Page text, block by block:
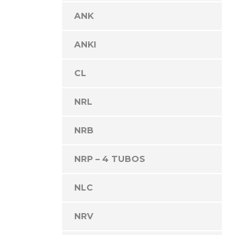
ANK
ANKI
CL
NRL
NRB
NRP – 4 TUBOS
NLC
NRV